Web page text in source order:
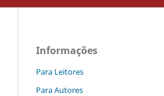
Informações
Para Leitores
Para Autores